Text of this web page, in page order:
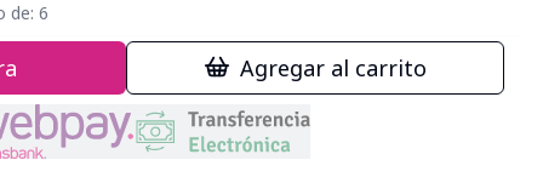
de: 6
Agregar al carrito